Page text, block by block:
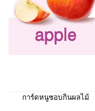
การ์ดหนูชอบกินผลไม้